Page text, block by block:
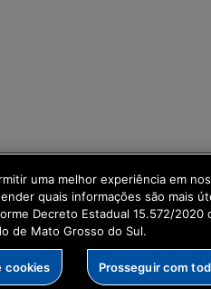
uma melhor experiência em
quais informações são mais
Decreto Estadual 15.572/2020
de Mato Grosso do Sul.
cookies Prosseguir com